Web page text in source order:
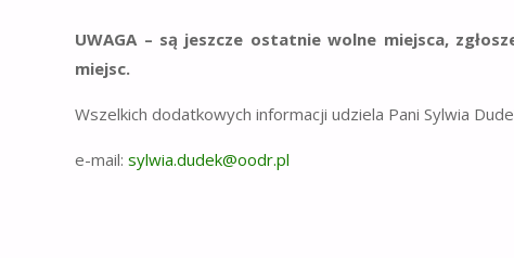
UWAGA – są jeszcze ostatnie wolne miejsca,
miejsc.
Wszelkich dodatkowych informacji udziela Pani Sylwia
e-mail:sylwia.dudek@oodr.pl